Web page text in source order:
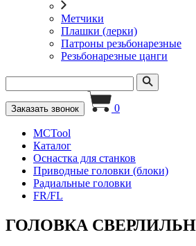
Метчики
Плашки (лерки)
Патроны резьбонарезные
Резьбонарезные цанги
Заказать звонок 0
MCTool
Каталог
Оснастка для станков
Приводные головки (блоки)
Радиальные головки
FR/FL
ГОЛОВКА